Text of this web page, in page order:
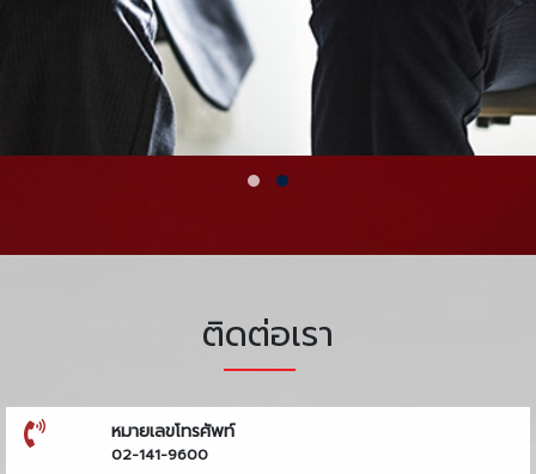
ติดต่อเรา
หมายเลขโทรศัพท์
02-141-9600